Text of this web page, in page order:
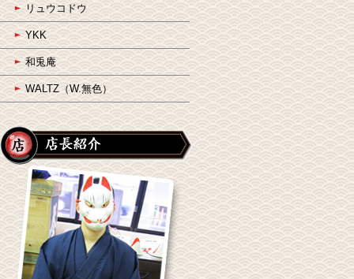
リュウコドウ
YKK
和兎庵
WALTZ（W.無色）